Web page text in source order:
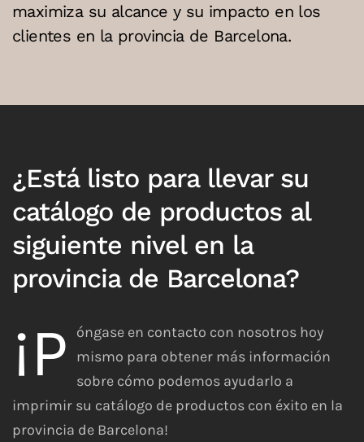
maximiza su alcance y su impacto en los
clientes en la provincia de Barcelona.
¿Está listo para llevar su
catálogo de productos al
siguiente nivel en la
provincia de Barcelona?
¡P
óngase en contacto con nosotros hoy
mismo para obtener más información
sobre cómo podemos ayudarlo a
imprimir su catálogo de productos con éxito en la
provincia de Barcelona!